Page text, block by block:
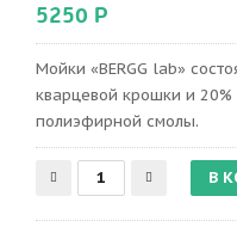
5250 Р
Мойки «BERGG lab»
кварцевой крошки и 20%
полиэфирной смолы.